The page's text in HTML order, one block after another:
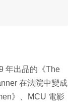
年出品的《The
在法院中變成
》、MCU 電影